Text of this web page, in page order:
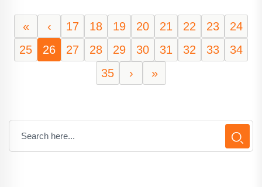
« ‹ 17 18 19 20 21 22 23
24
25
26 27 28 29 30 31 32 33
34
35
› »